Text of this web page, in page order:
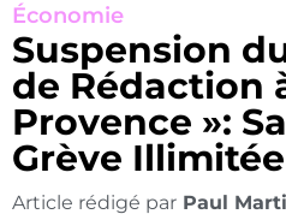
Économie
Suspension
de Rédaction
Provence »:
Grève Illimitée
Article rédigé par Paul